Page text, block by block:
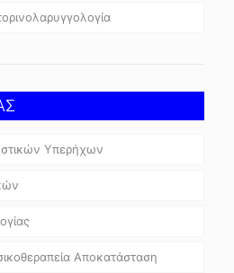
Υπερήχων
Αποκατάσταση